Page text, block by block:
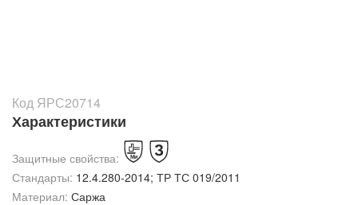
Код ЯРС20714
Характеристики
Защитные свойства:
Стандарты: 12.4.280-2014; ТР ТС 019/2011
Материал: Саржа